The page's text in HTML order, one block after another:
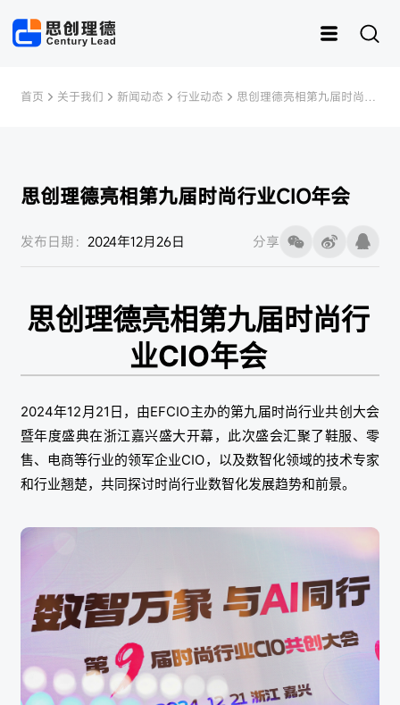
内衣
皮具 样衣
资产管理
首页 关于我们 新闻动态 行业动态
思创理德亮相第九届时尚行
思创理德亮相第九届时尚行业CIO年会
发布日期： 2024年12月26日 分享
思创理德亮相第九届时尚行
业CIO年会
2024年12月21日，由EFCIO主办的第九届时尚行业共创大会
暨年度盛典在浙江嘉兴盛大开幕，此次盛会汇聚了鞋服、零
售、电商等行业的领军企业CIO，以及数智化领域的技术专家
和行业翘楚，共同探讨时尚行业数智化发展趋势和前景。